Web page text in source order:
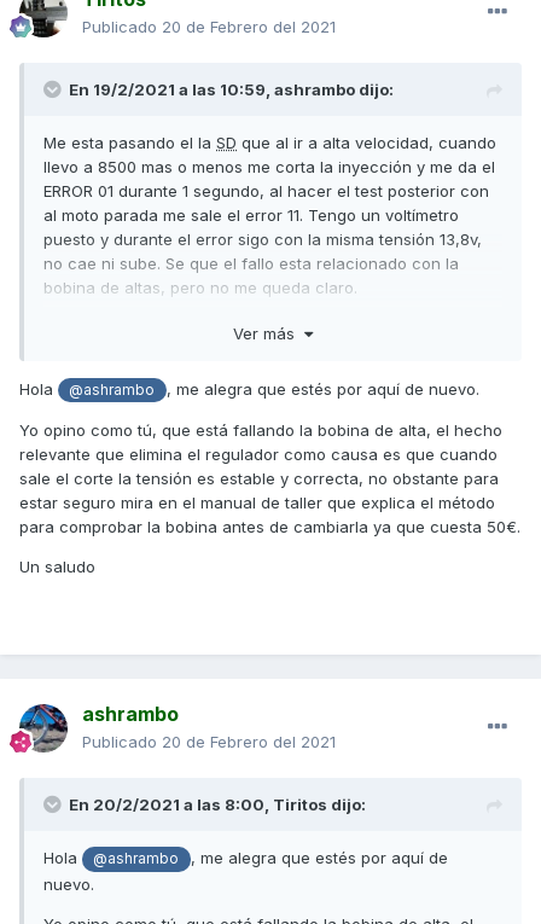
Publicado 20 de Febrero del 2021
En 19/2/2021 a las 10:59, ashrambo dijo:
Me esta pasando el la SD que al ir a alta velocidad, cuando
llevo a 8500 mas o menos me corta la inyección y me da el
ERROR 01 durante 1 segundo, al hacer el test posterior con
al moto parada me sale el error 11. Tengo un voltímetro
puesto y durante el error sigo con la misma tensión 13,8v,
no cae ni sube. Se que el fallo esta relacionado con la
bobina de altas, pero no me queda claro.
alguna aportación?
Ver más
Hola @ashrambo , me alegra que estés por aquí de nuevo.
Yo opino como tú, que está fallando la bobina de alta, el hecho
relevante que elimina el regulador como causa es que cuando
sale el corte la tensión es estable y correcta, no obstante para
estar seguro mira en el manual de taller que explica el método
para comprobar la bobina antes de cambiarla ya que cuesta 50€.
Un saludo
ashrambo
Publicado 20 de Febrero del 2021
En 20/2/2021 a las 8:00, Tiritos dijo:
Hola @ashrambo
, me alegra que estés por aquí de
nuevo.